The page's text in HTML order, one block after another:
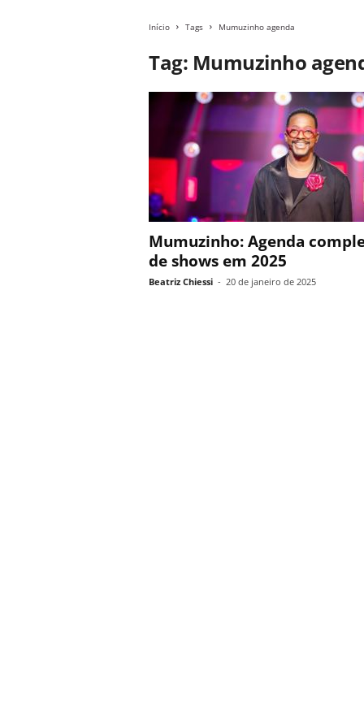
Início Tags Mumuzinho agenda
Tag: Mumuzinho
Mumuzinho: Agenda
de shows em 2025
Beatriz Chiessi - 20 de janeiro de 2025